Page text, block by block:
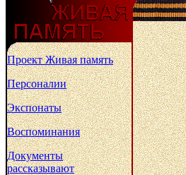
Проект Живая память
Персоналии
Экспонаты
Воспоминания
Документы
рассказывают